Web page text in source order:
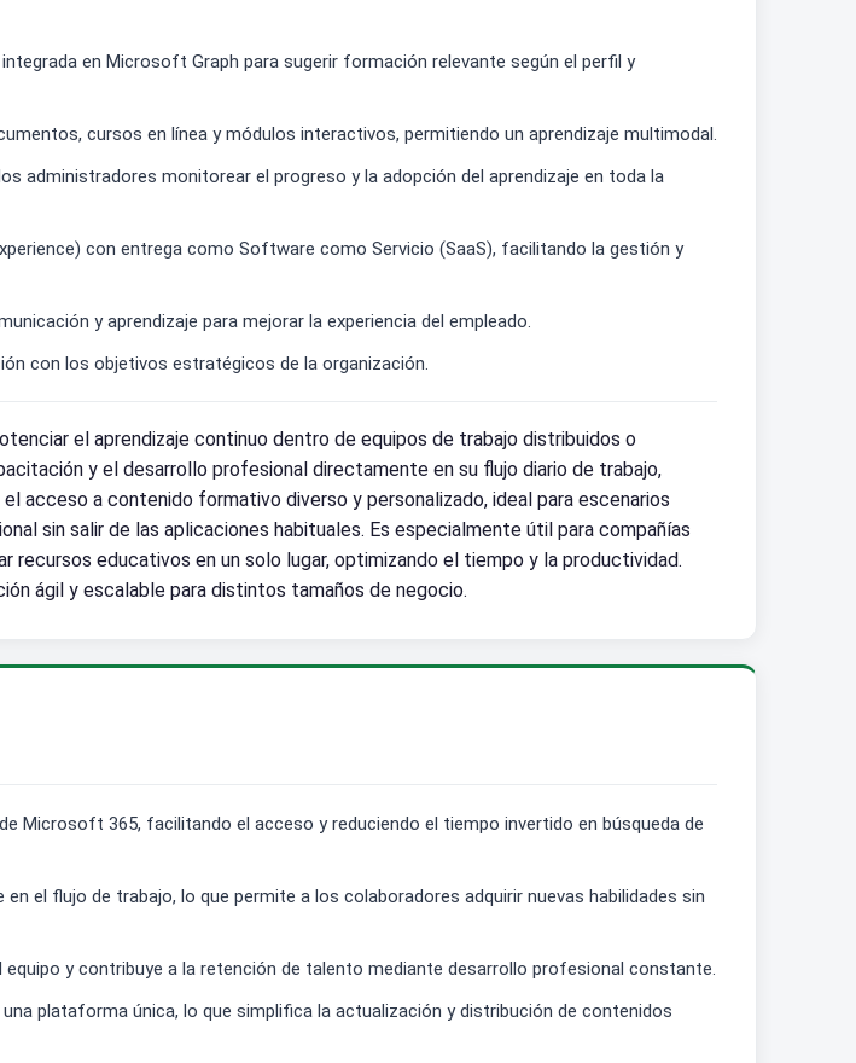
en Microsoft Graph para sugerir formación relevante según el perfil y
cursos en línea y módulos interactivos, permitiendo un aprendizaje multimodal.
administradores monitorear el progreso y la adopción del aprendizaje en toda la
con entrega como Software como Servicio (SaaS), facilitando la gestión y
y aprendizaje para mejorar la experiencia del empleado.
con los objetivos estratégicos de la organización.
el aprendizaje continuo dentro de equipos de trabajo distribuidos o
y el desarrollo profesional directamente en su flujo diario de trabajo,
a contenido formativo diverso y personalizado, ideal para escenarios
sin salir de las aplicaciones habituales. Es especialmente útil para compañías
recursos educativos en un solo lugar, optimizando el tiempo y la productividad.
ágil y escalable para distintos tamaños de negocio.
Microsoft 365, facilitando el acceso y reduciendo el tiempo invertido en búsqueda de
el flujo de trabajo, lo que permite a los colaboradores adquirir nuevas habilidades sin
y contribuye a la retención de talento mediante desarrollo profesional constante.
plataforma única, lo que simplifica la actualización y distribución de contenidos